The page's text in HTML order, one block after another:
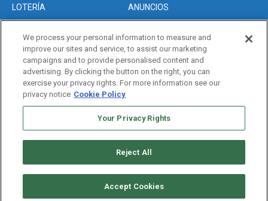
LOTERÍA
ANUNCIOS
Acerca de nosotros
Advertise with Us/Anuncios
Politica de Privacidad
Editorial Guidelines
We process your personal information to measure and
improve our sites and service, to assist our marketing
campaigns and to provide personalised content and
advertising. By clicking the button on the right, you can
exercise your privacy rights. For more information see our
privacy notice Cookie Policy
Your Privacy Rights
Reject All
Accept Cookies